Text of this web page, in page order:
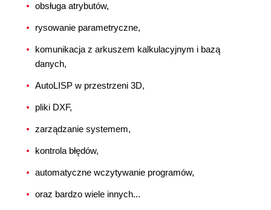
obsługa atrybutów,
rysowanie parametryczne,
komunikacja z arkuszem kalkulacyjnym i bazą
danych,
AutoLISP w przestrzeni 3D,
pliki DXF,
zarządzanie systemem,
kontrola błędów,
automatyczne wczytywanie programów,
oraz bardzo wiele innych...